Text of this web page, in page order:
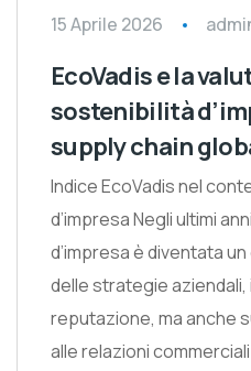
15 Aprile 2026
EcoVadis e la
sostenibilità
supply chain
Indice EcoVadis nel
d’impresa Negli ultimi
d’impresa è diventata
delle strategie
reputazione, ma anche
alle relazioni